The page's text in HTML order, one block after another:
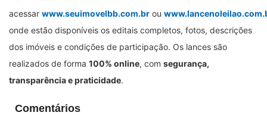
acessar www.seuimovelbb.com.br ou
onde estão disponíveis os editais completos, fotos, descrições
dos imóveis e condições de participação. Os lances são
realizados de forma 100% online, com segurança,
transparência e praticidade.
Comentários